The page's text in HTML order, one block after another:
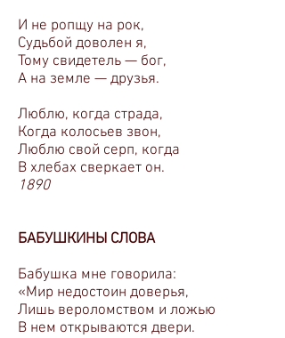
И не ропщу на рок,
Судьбой доволен я,
Тому свидетель — бог,
А на земле — друзья.
Люблю, когда страда,
Когда колосьев звон,
Люблю свой серп, когда
В хлебах сверкает он.
1890
БАБУШКИНЫ СЛОВА
Бабушка мне говорила:
«Мир недостоин доверья,
Лишь вероломством и ложью
В нем открываются двери.